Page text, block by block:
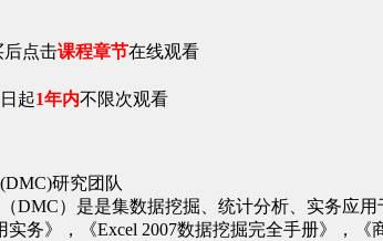
后点击课程章节在线观看
起1年内不限次观看
(DMC)研究团队
DMC）是是集数据挖掘、统计分析、实务应
实务》，《Excel 2007数据挖掘完全手册》，《